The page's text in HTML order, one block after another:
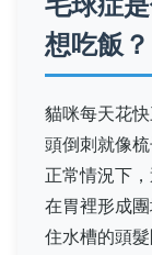
想吃飯？
貓咪每天花
頭倒刺就像
正常情況下
在胃裡形成
住水槽的頭